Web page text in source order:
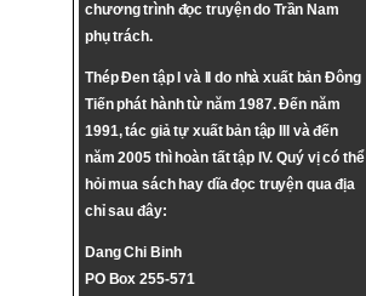
chương trình đọc truyện do Trần Nam
phụ trách.
Thép Đen tập I và II do nhà xuất bản Đông
Tiến phát hành từ năm 1987. Đến năm
1991, tác giả tự xuất bản tập III và đến
năm 2005 thì hoàn tất tập IV. Quý vị có thể
hỏi mua sách hay dĩa đọc truyện qua địa
chỉ sau đây:
Dang Chi Binh
PO Box 255-571